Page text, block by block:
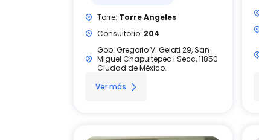
Torre: Torre Angeles
Consultorio: 204
Gob. Gregorio V. Gelati 29, San
Miguel Chapultepec I Secc, 11850
Ciudad de México.
Ver más